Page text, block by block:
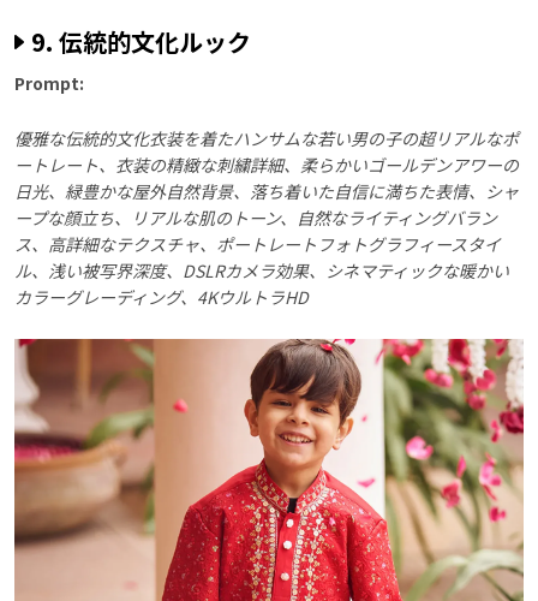
9. 伝統的文化ルック
Prompt:
優雅な伝統的文化衣装を着たハンサムな若い男の子の超リアルなポ
ートレート、衣装の精緻な刺繍詳細、柔らかいゴールデンアワーの
日光、緑豊かな屋外自然背景、落ち着いた自信に満ちた表情、シャ
ープな顔立ち、リアルな肌のトーン、自然なライティングバラン
ス、高詳細なテクスチャ、ポートレートフォトグラフィースタイ
ル、浅い被写界深度、DSLRカメラ効果、シネマティックな暖かい
カラーグレーディング、4KウルトラHD